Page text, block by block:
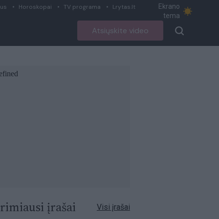
Horoskopai TV programa Lrytas.lt
Ekrano
tema
Atsiųskite video
įrašai Visi įrašai